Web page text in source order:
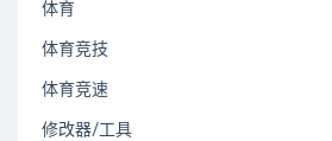
体育
体育竞技
体育竞速
修改器/工具